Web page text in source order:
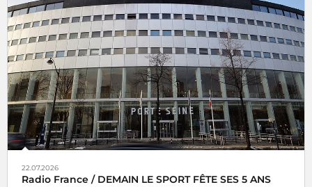
22.07.2026
Radio France / DEMAIN LE SPORT FÊTE SES 5 ANS